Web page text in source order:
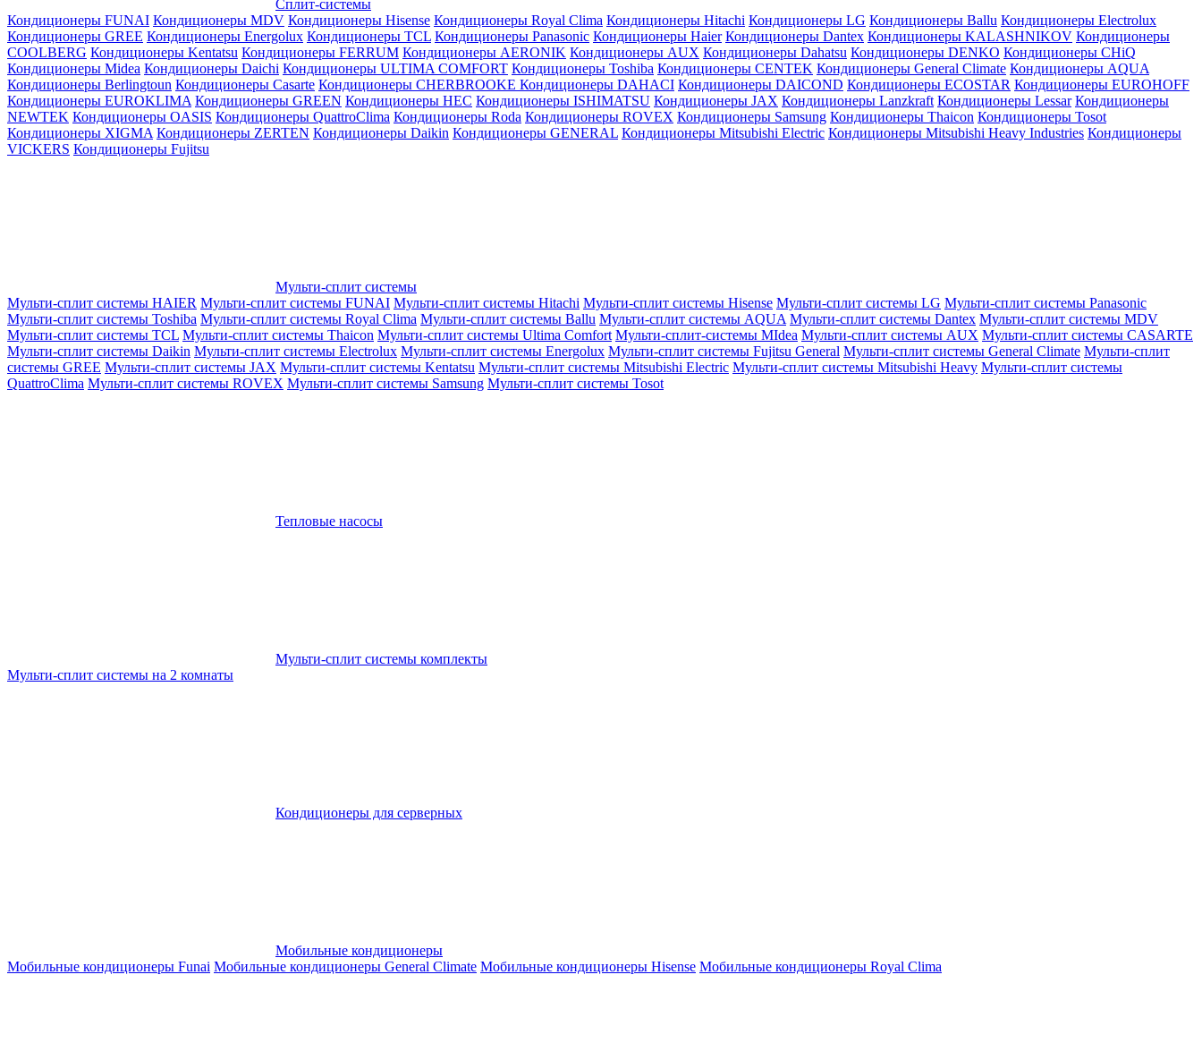
Сплит-системы
Кондиционеры FUNAI Кондиционеры MDV Кондиционеры Hisense Кондиционеры Royal Clima Кондиционеры Hitachi Кондиционеры LG Кондиционеры Ballu Кондиционеры Electrolux
Кондиционеры GREE Кондиционеры Energolux Кондиционеры TCL Кондиционеры Panasonic Кондиционеры Haier Кондиционеры Dantex Кондиционеры KALASHNIKOV Кондиционеры
СOOLBERG Кондиционеры Kentatsu Кондиционеры FERRUM Кондиционеры AERONIK Кондиционеры AUX Кондиционеры Dahatsu Кондиционеры DENKO Кондиционеры CHiQ
Кондиционеры Midea Кондиционеры Daichi Кондиционеры ULTIMA COMFORT Кондиционеры Toshiba Кондиционеры CENTEK Кондиционеры General Climate Кондиционеры AQUA
Кондиционеры Berlingtoun Кондиционеры Casarte Кондиционеры CHERBROOKE Кондиционеры DAHACI Кондиционеры DAICOND Кондиционеры ECOSTAR Кондиционеры EUROHOFF
Кондиционеры EUROKLIMA Кондиционеры GREEN Кондиционеры HEC Кондиционеры ISHIMATSU Кондиционеры JAX Кондиционеры Lanzkraft Кондиционеры Lessar Кондиционеры
NEWTEK Кондиционеры OASIS Кондиционеры QuattroClima Кондиционеры Roda Кондиционеры ROVEX Кондиционеры Samsung Кондиционеры Thaicon Кондиционеры Tosot
Кондиционеры XIGMA Кондиционеры ZERTEN Кондиционеры Daikin Кондиционеры GENERAL Кондиционеры Mitsubishi Electric Кондиционеры Mitsubishi Heavy Industries Кондиционеры
VICKERS Кондиционеры Fujitsu
Мульти-сплит системы
Мульти-сплит системы HAIER Мульти-сплит системы FUNAI Мульти-сплит системы Hitachi Мульти-сплит системы Hisense Мульти-сплит системы LG Мульти-сплит системы Panasonic
Мульти-сплит системы Toshiba Мульти-сплит системы Royal Clima Мульти-сплит системы Ballu Мульти-сплит системы AQUA Мульти-сплит системы Dantex Мульти-сплит системы MDV
Мульти-сплит системы TCL Мульти-сплит системы Thaicon Мульти-сплит системы Ultima Comfort Мульти-сплит-системы MIdea Мульти-сплит системы AUX Мульти-сплит системы CASARTE
Мульти-сплит системы Daikin Мульти-сплит системы Electrolux Мульти-сплит системы Energolux Мульти-сплит системы Fujitsu General Мульти-сплит системы General Climate Мульти-сплит
системы GREE Мульти-сплит системы JAX Мульти-сплит системы Kentatsu Мульти-сплит системы Mitsubishi Electric Мульти-сплит системы Mitsubishi Heavy Мульти-сплит системы
QuattroClima Мульти-сплит системы ROVEX Мульти-сплит системы Samsung Мульти-сплит системы Tosot
Тепловые насосы
Мульти-сплит системы комплекты
Мульти-сплит системы на 2 комнаты
Кондиционеры для серверных
Мобильные кондиционеры
Мобильные кондиционеры Funai Мобильные кондиционеры General Climate Мобильные кондиционеры Hisense Мобильные кондиционеры Royal Clima